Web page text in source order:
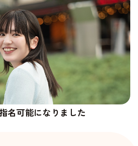
名可能になりました